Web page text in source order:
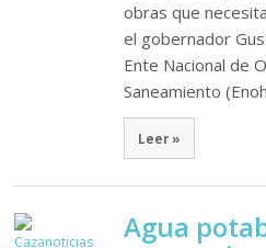
obras que
el gobernador
Ente Nacional de
Saneamiento
Leer »
Agua